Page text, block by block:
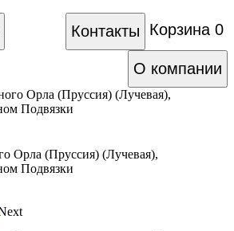
Корзина 0
Контакты
О компании
Орла (Пруссия) (Лучевая),
Подвязки